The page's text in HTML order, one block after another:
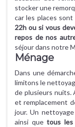
stocker une
car les places
22h ou si vous
repos de nos
séjour dans notre
Ménage
Dans une
limitons le
de plusieurs nuits.
et remplacement
jour. Un
ainsi quetous